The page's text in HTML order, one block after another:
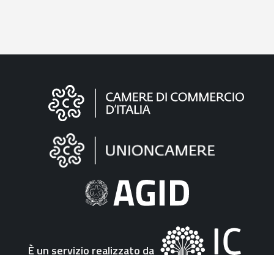
Informazioni
"Fattura
Elettronica"
È un servizio realizzato da